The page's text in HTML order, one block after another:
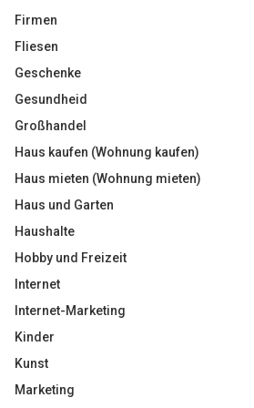
Firmen
Fliesen
Geschenke
Gesundheid
Großhandel
Haus kaufen (Wohnung kaufen)
Haus mieten (Wohnung mieten)
Haus und Garten
Haushalte
Hobby und Freizeit
Internet
Internet-Marketing
Kinder
Kunst
Marketing